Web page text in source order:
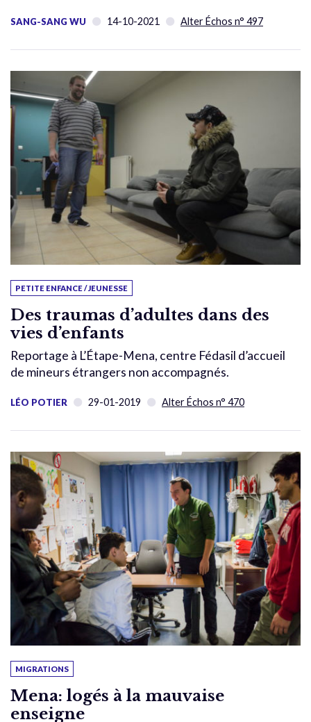
SANG-SANG WU 14-10-2021 Alter Échos n° 497
PETITE ENFANCE / JEUNESSE
Des traumas d’adultes dans des
vies d’enfants
Reportage à L’Étape-Mena, centre Fédasil d’accueil
de mineurs étrangers non accompagnés.
LÉO POTIER 29-01-2019 Alter Échos n° 470
MIGRATIONS
Mena: logés à la mauvaise
enseigne